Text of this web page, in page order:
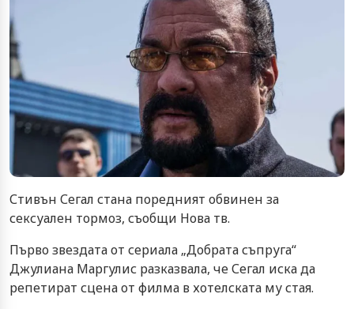
Стивън Сегал стана поредният обвинен за
сексуален тормоз, съобщи Нова тв.
Първо звездата от сериала „Добрата съпруга“
Джулиана Маргулис разказвала, че Сегал иска да
репетират сцена от филма в хотелската му стая.